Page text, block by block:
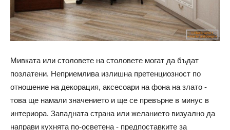
Мивката или столовете на столовете могат да бъдат
позлатени. Неприемлива излишна претенциозност по
отношение на декорация, аксесоари на фона на злато -
това ще намали значението и ще се превърне в минус в
интериора. Западната страна или желанието визуално да
направи кухнята по-осветена - предпоставките за